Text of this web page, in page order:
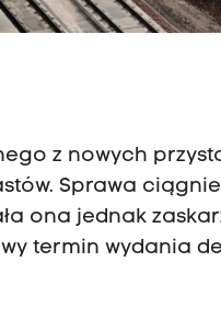
z nowych
Sprawa ciągnie
ona jednak
termin wydania